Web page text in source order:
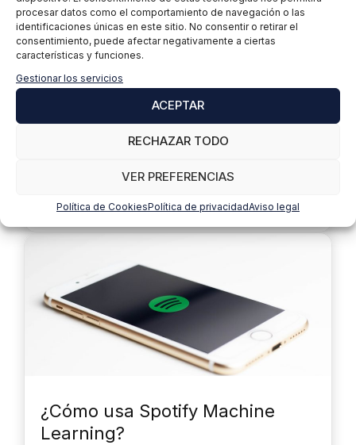
procesar datos como el comportamiento de navegación o las
identificaciones únicas en este sitio. No consentir o retirar el
consentimiento, puede afectar negativamente a ciertas
características y funciones.
Gestionar los servicios
ACEPTAR
RECHAZAR TODO
VER PREFERENCIAS
Política de CookiesPolítica de privacidadAviso legal
El programador más joven de
Python tiene sólo 7 años
17 febrero, 2021
Te contamos la historia del programador más
cuenta con 5 diplomas en Python y ha entrado en
¿Cómo usa Spotify Machine
Learning?